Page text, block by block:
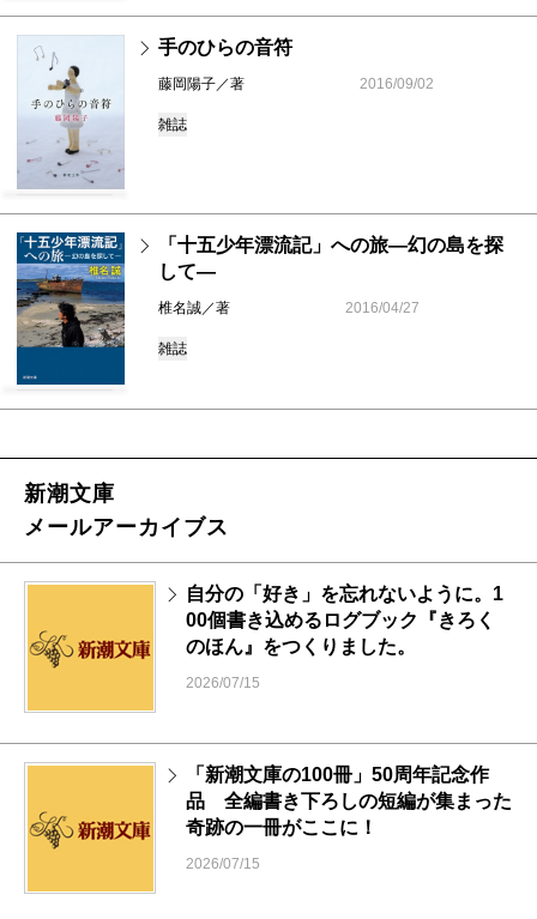
手のひらの音符
藤岡陽子／著 2016/09/02
雑誌
「十五少年漂流記」への旅―幻の島を探
して―
椎名誠／著 2016/04/27
雑誌
新潮文庫
メールアーカイブス
自分の「好き」を忘れないように。1
00個書き込めるログブック『きろく
のほん』をつくりました。
2026/07/15
「新潮文庫の100冊」50周年記念作
品 全編書き下ろしの短編が集まった
奇跡の一冊がここに！
2026/07/15